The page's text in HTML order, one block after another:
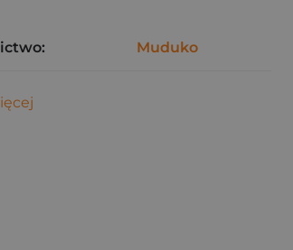
Muduko